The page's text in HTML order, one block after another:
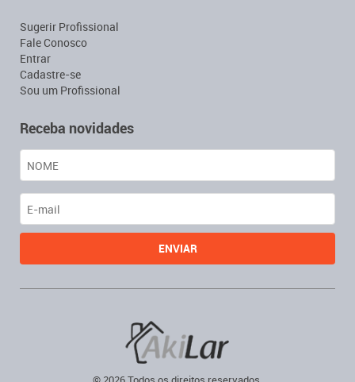
Sugerir Profissional
Fale Conosco
Entrar
Cadastre-se
Sou um Profissional
Receba novidades